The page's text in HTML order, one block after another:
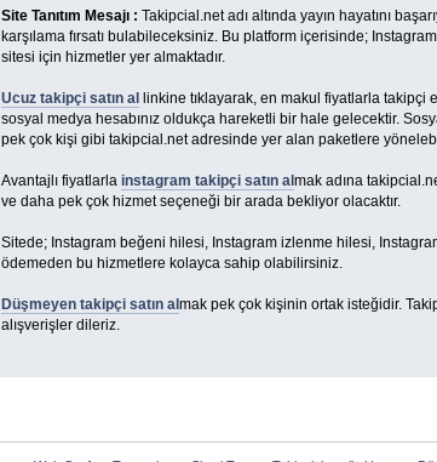
Site Tanıtım Mesajı : Takipcial.net adı altında yayın hayatını
karşılama fırsatı bulabileceksiniz. Bu platform içerisinde;
sitesi için hizmetler yer almaktadır.
Ucuz takipçi satın al
linkine tıklayarak, en makul fiyatlarla
sosyal medya hesabınız oldukça hareketli bir hale gelecektir.
pek çok kişi gibi takipcial.net adresinde yer alan paketlere
Avantajlı fiyatlarla instagram takipçi satın al mak adına
ve daha pek çok hizmet seçeneği bir arada bekliyor olacaktır.
Sitede; Instagram beğeni hilesi, Instagram izlenme hilesi,
ödemeden bu hizmetlere kolayca sahip olabilirsiniz.
Düşmeyen takipçi satın al mak pek çok kişinin ortak isteğidir.
alışverişler dileriz.